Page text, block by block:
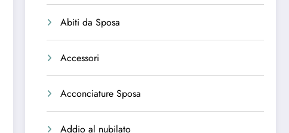
Abiti da Sposa
Accessori
Acconciature Sposa
Addio al nubilato